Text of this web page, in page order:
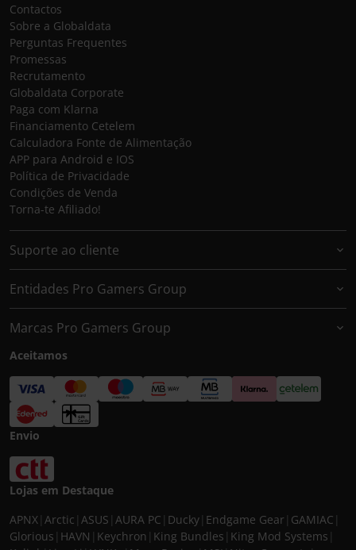
Contactos
Sobre a Globaldata
Perguntas Frequentes
Promessas
Recrutamento
Globaldata Corporate
Paga com Klarna
Financiamento Cetelem
Calculadora Fonte de Alimentação
APP para Android e IOS
Política de Privacidade
Condições de Venda
Torna-te Afiliado!
Suporte ao cliente
Entidades Pro Gamers Group
Marcas Pro Gamers Group
Aceitamos
Envio
Lojas em Destaque
APNX Arctic ASUS AURA PC Ducky Endgame Gear GAMIAC
Glorious HAVN Keychron King Bundles King Mod Systems